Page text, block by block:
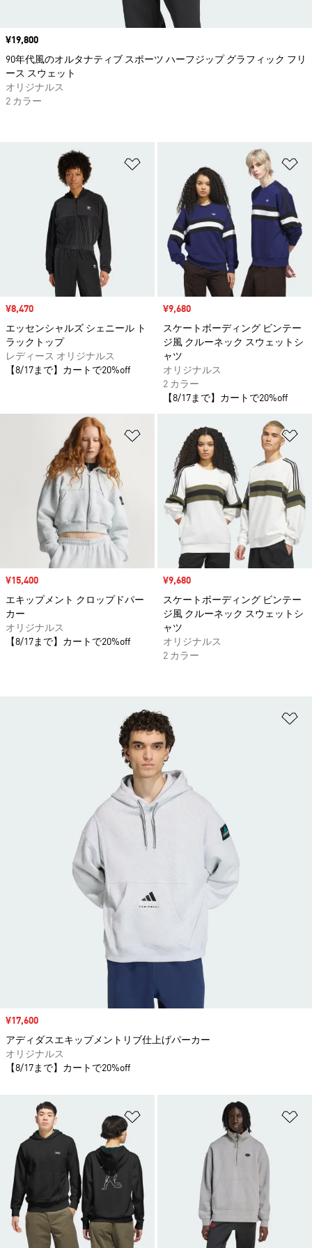
ほしいものリストに追加
セール価格
¥8,470
エッセンシャルズ シェニール ト
ラックトップ
レディース オリジナルス
【8/17まで】カートで20%off
セール価格
¥9,680
スケートボーディング ビンテー
ジ風 クルーネック スウェットシ
ャツ
オリジナルス
2 カラー
【8/17まで】カートで20%off
ほしいものリストに追加
セール価格
¥15,400
エキップメント クロップドパー
カー
オリジナルス
【8/17まで】カートで20%off
セール価格
¥9,680
スケートボーディング ビンテー
ジ風 クルーネック スウェットシ
ャツ
オリジナルス
2 カラー
ほしいものリストに追加
価格
¥19,800
90年代風のオルタナティブ スポーツ ハーフジップ グラフィック フリ
ース スウェット
オリジナルス
2 カラー
セール価格
¥17,600
アディダスエキップメントリブ仕上げパーカー
オリジナルス
【8/17まで】カートで20%off